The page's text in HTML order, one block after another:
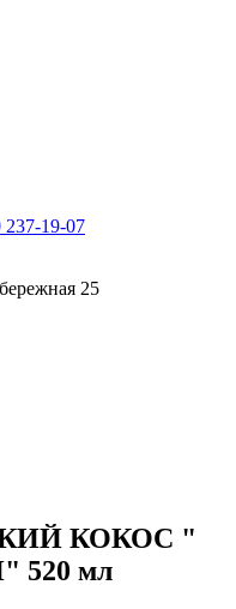
237-19-07
25
КОКОС "
520 мл